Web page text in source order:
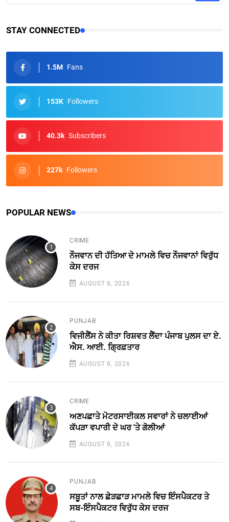
STAY CONNECTED
1.5M Fans
153K Followers
40.3k Subscribers
227k Followers
POPULAR NEWS
CRIME
ਨੌਜਵਾਨ ਦੀ ਹੱਤਿਆ ਦੇ ਮਾਮਲੇ ਵਿਚ ਨੌਜਵਾਨਾਂ ਵਿਰੁੱਧ
ਕੇਸ ਦਰਜ
AUGUST 8, 2026
PUNJAB
ਵਿਜੀਲੈਂਸ ਨੇ ਕੀਤਾ ਰਿਸ਼ਵਤ ਲੈਂਦਾ ਪੰਜਾਬ ਪੁਲਸ ਦਾ ਏ.
ਐਸ. ਆਈ. ਗ੍ਰਿਫ਼ਤਾਰ
AUGUST 8, 2026
CRIME
ਅਣਪਛਾਤੇ ਮੋਟਰਸਾਈਕਲ ਸਵਾਰਾਂ ਨੇ ਚਲਾਈਆਂ
ਕੱਪੜਾ ਵਪਾਰੀ ਦੇ ਘਰ 'ਤੇ ਗੋਲੀਆਂ
AUGUST 8, 2026
PUNJAB
ਸਬੂਤਾਂ ਨਾਲ ਛੇੜਛਾੜ ਮਾਮਲੇ ਵਿਚ ਇੰਸਪੈਕਟਰ ਤੇ
ਸਬ-ਇੰਸਪੈਕਟਰ ਵਿਰੁੱਧ ਕੇਸ ਦਰਜ